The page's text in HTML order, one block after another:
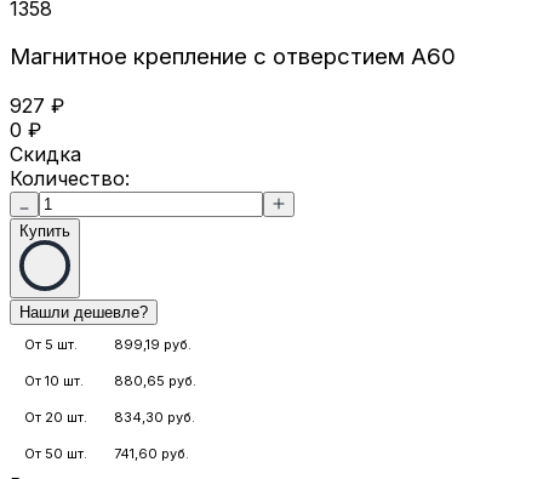
1358
Магнитное крепление с отверстием А60
927 ₽
0 ₽
Скидка
Количество:
Купить
От 5 шт. 899,19 руб.
От 10 шт. 880,65 руб.
От 20 шт. 834,30 руб.
От 50 шт. 741,60 руб.